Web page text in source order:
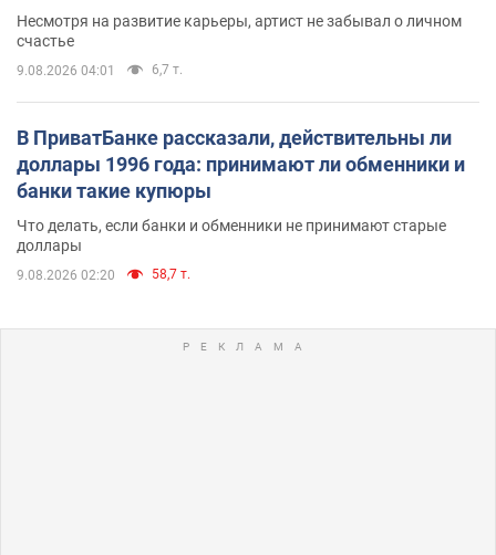
Несмотря на развитие карьеры, артист не забывал о личном
счастье
9.08.2026 04:01 6,7 т.
В ПриватБанке рассказали, действительны ли
доллары 1996 года: принимают ли обменники и
банки такие купюры
Что делать, если банки и обменники не принимают старые
доллары
9.08.2026 02:20 58,7 т.